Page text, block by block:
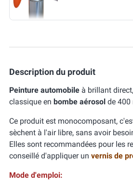
Description du produit
Peinture automobile à brillant
classique en bombe aérosol de 400
Ce produit est monocomposant,
sèchent à l'air libre, sans avoir
Elles sont recommandées pour les
conseillé d'appliquer un vernis de
Mode d'emploi: